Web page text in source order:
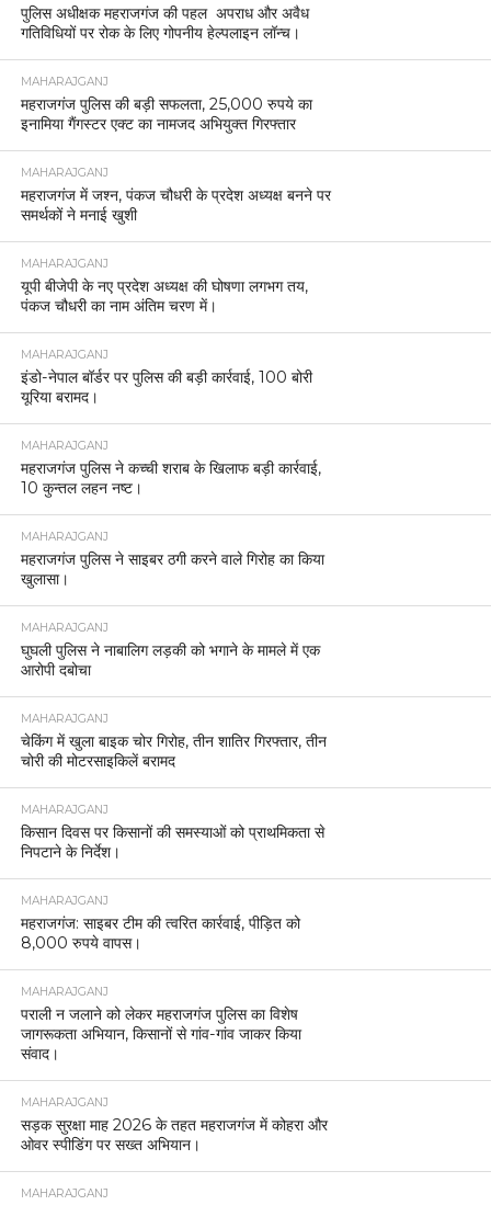
पुलिस अधीक्षक महराजगंज की पहल अपराध और अवैध
गतिविधियों पर रोक के लिए गोपनीय हेल्पलाइन लॉन्च।
MAHARAJGANJ
महराजगंज पुलिस की बड़ी सफलता, 25,000 रुपये का
इनामिया गैंगस्टर एक्ट का नामजद अभियुक्त गिरफ्तार
MAHARAJGANJ
महराजगंज में जश्न, पंकज चौधरी के प्रदेश अध्यक्ष बनने पर
समर्थकों ने मनाई खुशी
MAHARAJGANJ
यूपी बीजेपी के नए प्रदेश अध्यक्ष की घोषणा लगभग तय,
पंकज चौधरी का नाम अंतिम चरण में।
MAHARAJGANJ
इंडो-नेपाल बॉर्डर पर पुलिस की बड़ी कार्रवाई, 100 बोरी
यूरिया बरामद।
MAHARAJGANJ
महराजगंज पुलिस ने कच्ची शराब के खिलाफ बड़ी कार्रवाई,
10 कुन्तल लहन नष्ट।
MAHARAJGANJ
महराजगंज पुलिस ने साइबर ठगी करने वाले गिरोह का किया
खुलासा।
MAHARAJGANJ
घुघली पुलिस ने नाबालिग लड़की को भगाने के मामले में एक
आरोपी दबोचा
MAHARAJGANJ
चेकिंग में खुला बाइक चोर गिरोह, तीन शातिर गिरफ्तार, तीन
चोरी की मोटरसाइकिलें बरामद
MAHARAJGANJ
किसान दिवस पर किसानों की समस्याओं को प्राथमिकता से
निपटाने के निर्देश।
MAHARAJGANJ
महराजगंज: साइबर टीम की त्वरित कार्रवाई, पीड़ित को
8,000 रुपये वापस।
MAHARAJGANJ
पराली न जलाने को लेकर महराजगंज पुलिस का विशेष
जागरूकता अभियान, किसानों से गांव-गांव जाकर किया
संवाद।
MAHARAJGANJ
सड़क सुरक्षा माह 2026 के तहत महराजगंज में कोहरा और
ओवर स्पीडिंग पर सख्त अभियान।
MAHARAJGANJ